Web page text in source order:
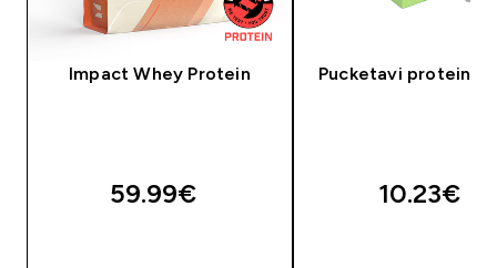
Impact Whey Protein
59.99€‎
Pucketavi
10.23€‎